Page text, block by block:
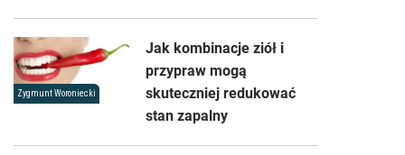
Zygmunt Woroniecki
Jak kombinacje ziół i
przypraw mogą
skuteczniej redukować
stan zapalny